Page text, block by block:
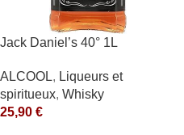
Jack Daniel’s 40° 1L
ALCOOL, Liqueurs et
spiritueux, Whisky
25,90 €